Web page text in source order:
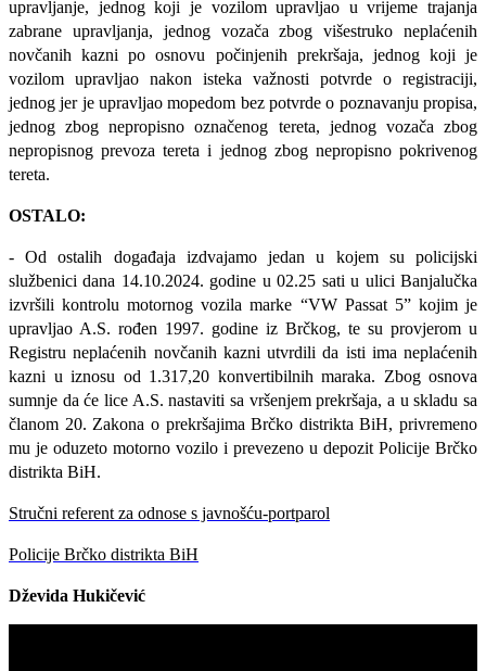
upravljanje, jednog koji je vozilom upravljao u vrijeme trajanja
zabrane upravljanja, jednog vozača zbog višestruko neplaćenih
novčanih kazni po osnovu počinjenih prekršaja, jednog koji je
vozilom upravljao nakon isteka važnosti potvrde o registraciji,
jednog jer je upravljao mopedom bez potvrde o poznavanju propisa,
jednog zbog nepropisno označenog tereta, jednog vozača zbog
nepropisnog prevoza tereta i jednog zbog nepropisno pokrivenog
tereta.
OSTALO:
- Od ostalih događaja izdvajamo jedan u kojem su policijski
službenici dana 14.10.2024. godine u 02.25 sati u ulici Banjalučka
izvršili kontrolu motornog vozila marke “VW Passat 5” kojim je
upravljao A.S. rođen 1997. godine iz Brčkog, te su provjerom u
Registru neplaćenih novčanih kazni utvrdili da isti ima neplaćenih
kazni u iznosu od 1.317,20 konvertibilnih maraka. Zbog osnova
sumnje da će lice A.S. nastaviti sa vršenjem prekršaja, a u skladu sa
članom 20. Zakona o prekršajima Brčko distrikta BiH, privremeno
mu je oduzeto motorno vozilo i prevezeno u depozit Policije Brčko
distrikta BiH.
Stručni referent za odnose s javnošću-portparol
Policije Brčko distrikta BiH
Dževida Hukičević